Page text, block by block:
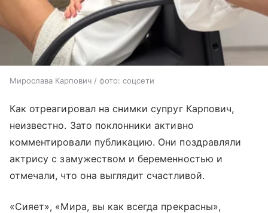
Мирослава Карпович / фото: соцсети
Как отреагировал на снимки супруг Карпович,
неизвестно. Зато поклонники активно
комментировали публикацию. Они поздравляли
актрису с замужеством и беременностью и
отмечали, что она выглядит счастливой.
«Сияет», «Мира, вы как всегда прекрасны»,